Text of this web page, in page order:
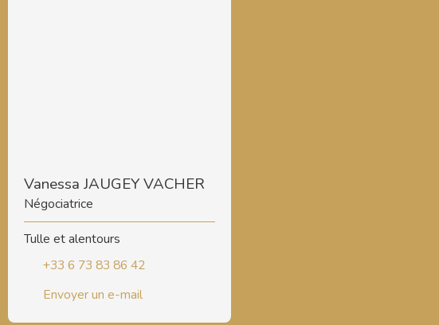
Vanessa JAUGEY VACHER
Négociatrice
Tulle et alentours
+33 6 73 83 86 42
Envoyer un e-mail